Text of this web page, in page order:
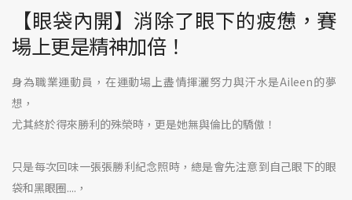
【眼袋內開】消除了眼下的疲憊，賽
場上更是精神加倍！
身為職業運動員，在運動場上盡情揮灑努力與汗水是Aileen的夢
想，
尤其終於得來勝利的殊榮時，更是她無與倫比的驕傲！
只是每次回味一張張勝利紀念照時，總是會先注意到自己眼下的眼
袋和黑眼圈....，